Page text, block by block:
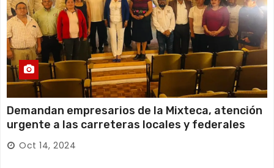
Demandan empresarios de la Mixteca, atención
urgente a las carreteras locales y federales
Oct 14, 2024